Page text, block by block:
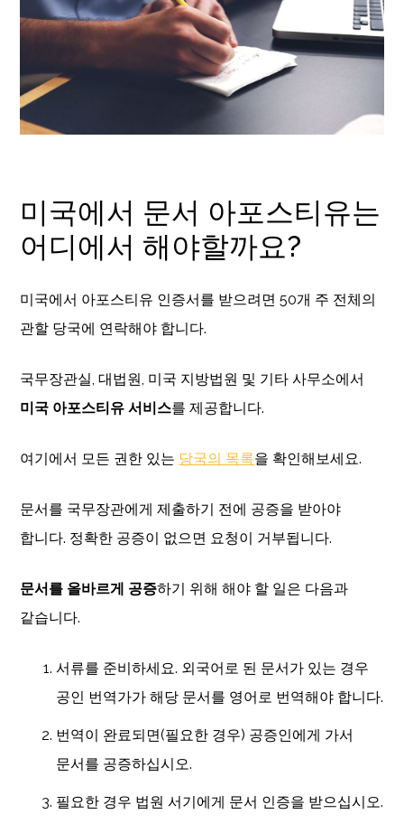
미국에서 문서 아포스티유는
어디에서 해야할까요?
미국에서 아포스티유 인증서를 받으려면 50개 주 전체의
관할 당국에 연락해야 합니다.
국무장관실, 대법원, 미국 지방법원 및 기타 사무소에서
미국 아포스티유 서비스를 제공합니다.
여기에서 모든 권한 있는 당국의 목록을 확인해보세요.
문서를 국무장관에게 제출하기 전에 공증을 받아야
합니다. 정확한 공증이 없으면 요청이 거부됩니다.
문서를 올바르게 공증하기 위해 해야 할 일은 다음과
같습니다.
서류를 준비하세요. 외국어로 된 문서가 있는 경우
공인 번역가가 해당 문서를 영어로 번역해야 합니다.
번역이 완료되면(필요한 경우) 공증인에게 가서
문서를 공증하십시오.
필요한 경우 법원 서기에게 문서 인증을 받으십시오.